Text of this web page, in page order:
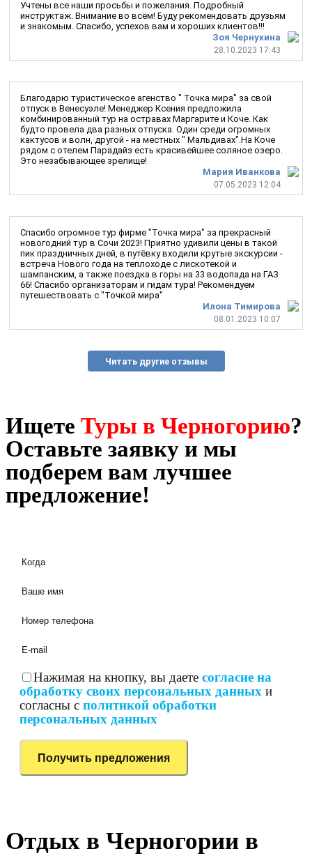
Зоя Чернухина
28.10.2023 17:43
Учтены все наши просьбы и пожелания. Подробный
инструктаж. Внимание во всём! Буду рекомендовать друзьям
и знакомым. Спасибо, успехов вам и хороших клиентов!!!
Мария Иванкова
07.05.2023 12:04
Благодарю туристическое агенство " Точка мира" за свой
отпуск в Венесуэле! Менеджер Ксения предложила
комбинированный тур на остравах Маргарите и Коче. Как
будто провела два разных отпуска. Один среди огромных
кактусов и волн, другой - на местных " Мальдивах".На Коче
рядом с отелем Парадайз есть красивейшее соляное озеро.
Это незабывающее зрелище!
Илона Тимирова
08.01.2023 10:07
Спасибо огромное тур фирме "Точка мира" за прекрасный
новогодний тур в Сочи 2023! Приятно удивили цены в такой
пик праздничных дней, в путёвку входили крутые экскурсии -
встреча Нового года на теплоходе с лискотекой и
шампанским, а также поездка в горы на 33 водопада на ГАЗ
66! Спасибо организаторам и гидам тура! Рекомендуем
путешествовать с "Точкой мира"
Читать другие отзывы
Ищете Туры в Черногорию?
Оставьте заявку и мы
подберем вам лучшее
предложение!
Нажимая на кнопку, вы даете согласие на
обработку своих персональных данных и
согласны с политикой обработки
персональных данных
Отдых в Черногории в